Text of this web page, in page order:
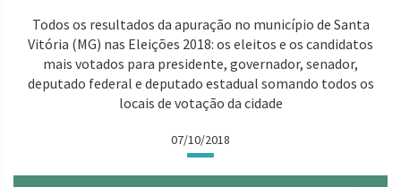
Todos os resultados da apuração no município de Santa
Vitória (MG) nas Eleições 2018: os eleitos e os candidatos
mais votados para presidente, governador, senador,
deputado federal e deputado estadual somando todos os
locais de votação da cidade
07/10/2018